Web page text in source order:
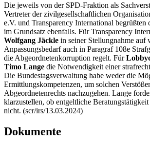
Die jeweils von der SPD-Fraktion als
Vertreter der zivilgesellschaftlichen
e.V. und Transparency International begrüßten
im Grundsatz ebenfalls. FürTransparency
Wolfgang Jäckle in seiner Stellungnahme auf
Anpassungsbedarf auch in Paragraf 108e
die Abgeordnetenkorruption regelt. Für
Timo Lange die Notwendigkeit einer
Die Bundestagsverwaltung habe weder die
Ermittlungskompetenzen, um solchen
Abgeordnetenrechts nachzugehen. Lange
klarzustellen, ob entgeltliche Beratungstätigkeit
nicht. (scr/irs/13.03.2024)
Dokumente